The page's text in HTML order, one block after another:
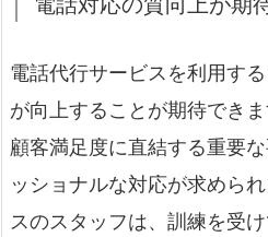
電話代行サービスを利用す
が向上することが期待でき
顧客満足度に直結する重要
ッショナルな対応が求めら
スのスタッフは、訓練を受